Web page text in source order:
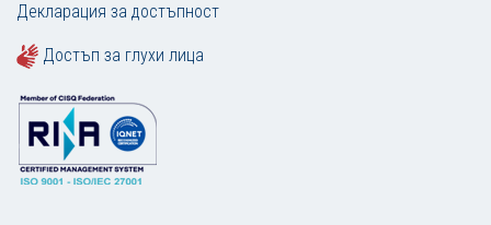
Декларация за достъпност
Достъп за глухи лица